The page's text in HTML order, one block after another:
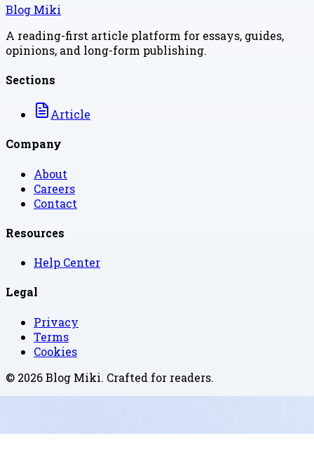
Blog Miki
A reading-first article platform for essays, guides,
opinions, and long-form publishing.
Sections
Article
Company
About
Careers
Contact
Resources
Help Center
Legal
Privacy
Terms
Cookies
© 2026Blog Miki. Crafted for readers.